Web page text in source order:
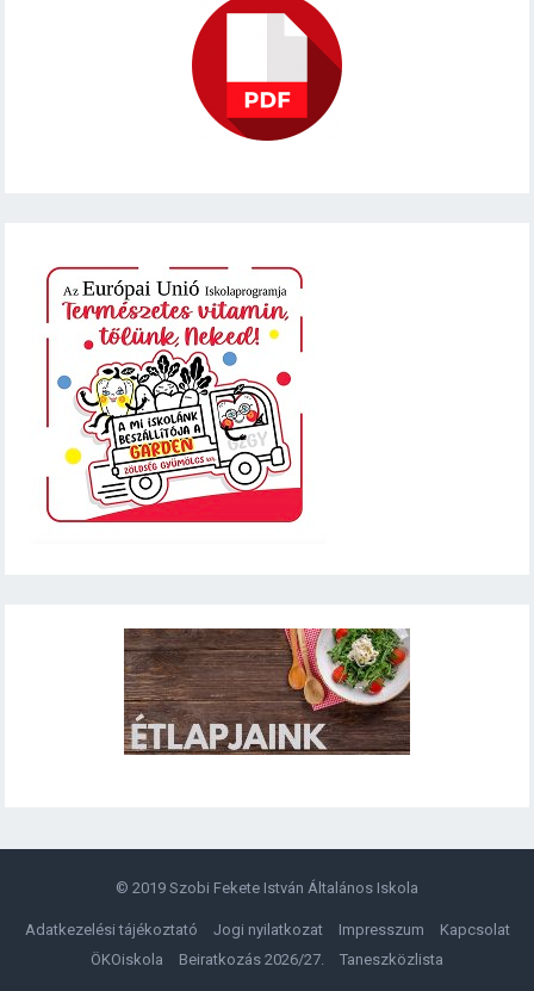
© 2019 Szobi Fekete István Általános Iskola
Adatkezelési tájékoztató Jogi nyilatkozat Impresszum
Kapcsolat
ÖKOiskola
Beiratkozás 2026/27. Taneszközlista